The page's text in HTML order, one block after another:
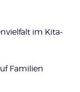
im Kita-
Familien